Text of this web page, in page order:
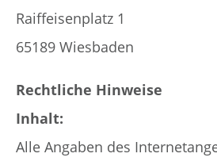
Raiffeisenplatz 1
65189 Wiesbaden
Rechtliche Hinweise
Inhalt:
Alle Angaben des